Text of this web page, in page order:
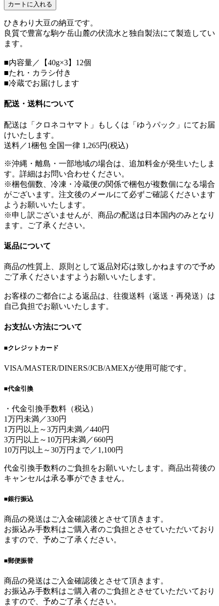
ひきわり大豆の納豆です。
良質で豊富な駒ケ岳山麓の伏流水と独自製法にて製造してい
ます。
■内容量／【40g×3】12個
■たれ・カラシ付き
■冷蔵でお届けします
配送・送料について
配送は「クロネコヤマト」もしくは「ゆうパック」にてお届
けいたします。
送料／1梱包 全国一律 1,265円(税込)
※沖縄・離島・一部地域の場合は、追加料金が発生いたしま
す。詳細はお問い合わせください。
※梱包個数、冷凍・冷蔵便の関係で梱包が複数個になる場合
がございます。注文後のメールにて必ずご確認くださいます
ようお願いいたします。
※申し訳ございませんが、商品の配送は日本国内のみとなり
ます。ご了承ください。
返品について
商品の性質上、原則として返品対応は致しかねますので予め
ご了承くださいますようお願いいたします。
お客様のご都合による返品は、往復送料（返送・再発送）は
自己負担でお願いいたします。
お支払い方法について
■クレジットカード
VISA/MASTER/DINERS/JCB/AMEXが使用可能です。
■代金引換
・代金引換手数料（税込）
1万円未満／330円
1万円以上～3万円未満／440円
3万円以上～10万円未満／660円
10万円以上～30万円まで／1,100円
代金引換手数料のご負担をお願いいたします。商品出荷後の
キャンセルは承る事ができません。
■銀行振込
商品の発送はご入金確認後とさせて頂きます。
お振込み手数料はご購入者のご負担とさせていただいており
ますので、予めご了承ください。
■郵便振替
商品の発送はご入金確認後とさせて頂きます。
お振込み手数料はご購入者のご負担とさせていただいており
ますので、予めご了承ください。